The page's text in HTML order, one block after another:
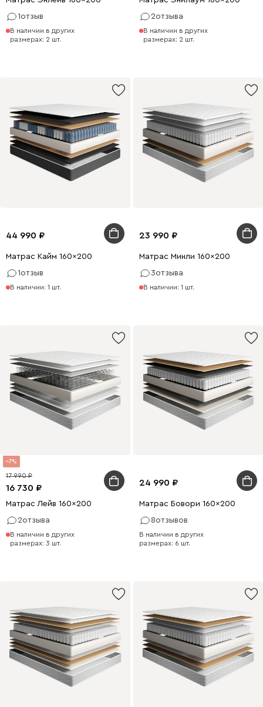
1отзыв
В наличии в других
размерах: 2 шт.
2отзыва
В наличии в других
размерах: 2 шт.
44 990
Матрас Кайм 160x200
1отзыв
В наличии: 1 шт.
23 990
Матрас Минли 160x200
3отзыва
В наличии: 1 шт.
7
16 730
17 990
Матрас Лейв 160x200
2отзыва
В наличии в других
размерах: 3 шт.
24 990
Матрас Бовори 160x200
8отзывов
В наличии в других
размерах: 6 шт.